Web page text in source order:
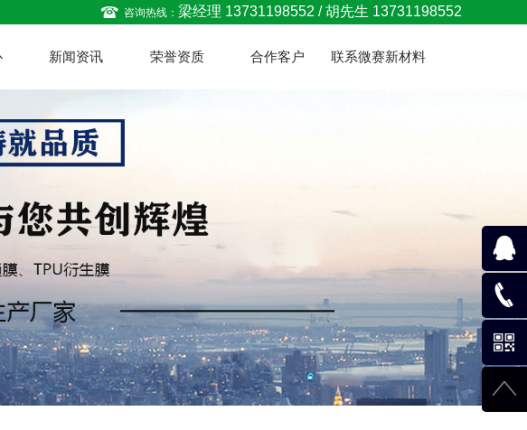
咨询热线： 梁经理 13731198552 / 胡先生 13731198552
新闻资讯 荣誉资质 合作客户 联系微赛新材料